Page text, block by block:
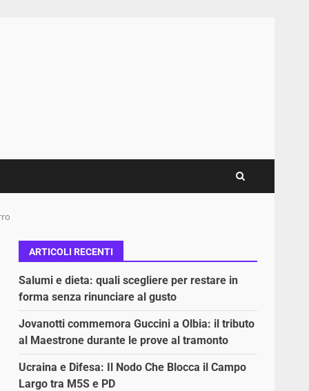
ARTICOLI RECENTI
Salumi e dieta: quali scegliere per restare in
forma senza rinunciare al gusto
Jovanotti commemora Guccini a Olbia: il tributo
al Maestrone durante le prove al tramonto
Ucraina e Difesa: Il Nodo Che Blocca il Campo
Largo tra M5S e PD